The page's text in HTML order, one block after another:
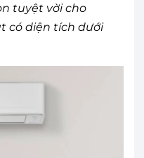
tuyệt vời cho
có diện tích dưới